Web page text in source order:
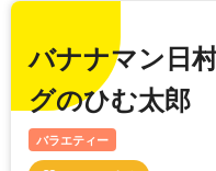
バナナマン日
グのひむ太郎
バラエティー